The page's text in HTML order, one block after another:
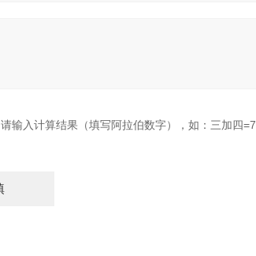
请输入计算结果（填写阿拉伯数字），如：三加四=7